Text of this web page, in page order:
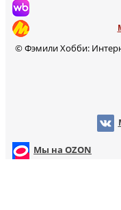
© Фэмили Хобби:
Мы на OZON